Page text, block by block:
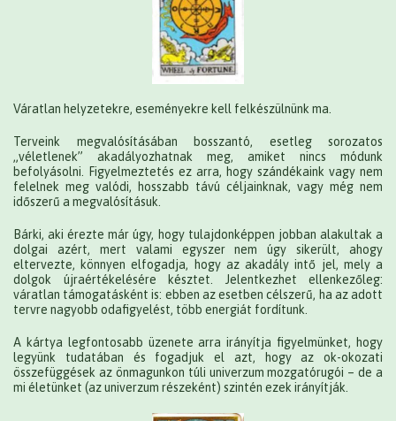
Váratlan helyzetekre, eseményekre kell felkészülnünk ma.
Terveink megvalósításában bosszantó, esetleg sorozatos
„véletlenek” akadályozhatnak meg, amiket nincs módunk
befolyásolni. Figyelmeztetés ez arra, hogy szándékaink vagy nem
felelnek meg valódi, hosszabb távú céljainknak, vagy még nem
időszerű a megvalósításuk.
Bárki, aki érezte már úgy, hogy tulajdonképpen jobban alakultak a
dolgai azért, mert valami egyszer nem úgy sikerült, ahogy
eltervezte, könnyen elfogadja, hogy az akadály intő jel, mely a
dolgok újraértékelésére késztet. Jelentkezhet ellenkezőleg:
váratlan támogatásként is: ebben az esetben célszerű, ha az adott
tervre nagyobb odafigyelést, több energiát fordítunk.
A kártya legfontosabb üzenete arra irányítja figyelmünket, hogy
legyünk tudatában és fogadjuk el azt, hogy az ok-okozati
összefüggések az önmagunkon túli univerzum mozgatórugói – de a
mi életünket (az univerzum részeként) szintén ezek irányítják.